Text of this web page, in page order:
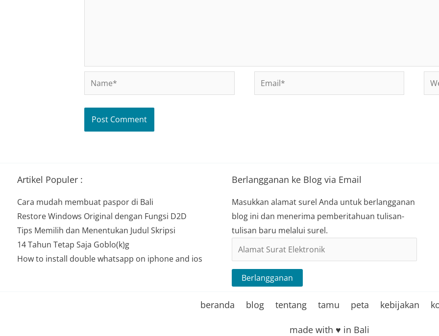
Name* Email*
Artikel Populer :
Cara mudah membuat paspor di Bali
Restore Windows Original dengan Fungsi D2D
Tips Memilih dan Menentukan Judul Skripsi
14 Tahun Tetap Saja Goblo(k)g
How to install double whatsapp on iphone and ios
Berlangganan ke Blog via Email
Masukkan alamat surel Anda untuk berlangganan
blog ini dan menerima pemberitahuan tulisan-
tulisan baru melalui surel.
Alamat
Surat
Elektronik
Berlangganan
beranda blog tentang tamu peta kebijakan
made with ♥ in Bali